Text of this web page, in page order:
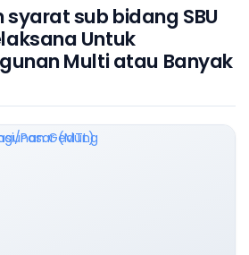
sub bidang SBU
Untuk
Multi atau Banyak